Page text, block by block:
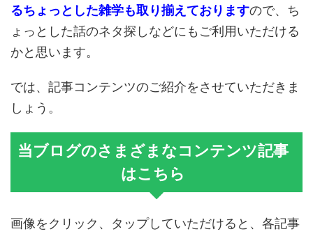
るちょっとした雑学も取り揃えておりますので、ち
ょっとした話のネタ探しなどにもご利用いただける
かと思います。
では、記事コンテンツのご紹介をさせていただきま
しょう。
当ブログのさまざまなコンテンツ記事
はこちら
画像をクリック、タップしていただけると、各記事